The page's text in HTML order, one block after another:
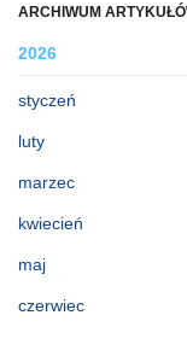
ARCHIWUM
2026
styczeń
luty
marzec
kwiecień
maj
czerwiec